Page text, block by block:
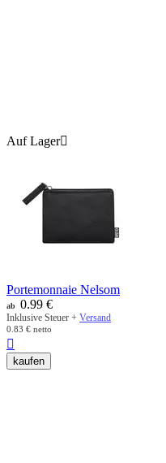
Auf Lager
Portemonnaie Nelsom
ab 0.99 €
Inklusive Steuer + Versand
0.83 € netto

kaufen